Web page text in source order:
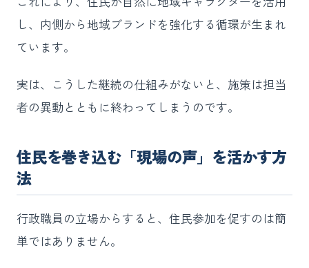
し、内側から地域ブランドを強化する循環が生まれ
ています。
実は、こうした継続の仕組みがないと、施策は担当
者の異動とともに終わってしまうのです。
住民を巻き込む「現場の声」を活かす方
法
行政職員の立場からすると、住民参加を促すのは簡
単ではありません。